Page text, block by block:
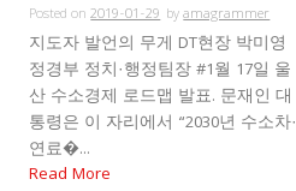
Posted on2019-01-29 byamagrammer
지도자 발언의 무게 DT현장 박미영
정경부 정치·행정팀장 #1월 17일 울
산 수소경제 로드맵 발표. 문재인 대
통령은 이 자리에서 “2030년 수소차·
연료�...
Read More